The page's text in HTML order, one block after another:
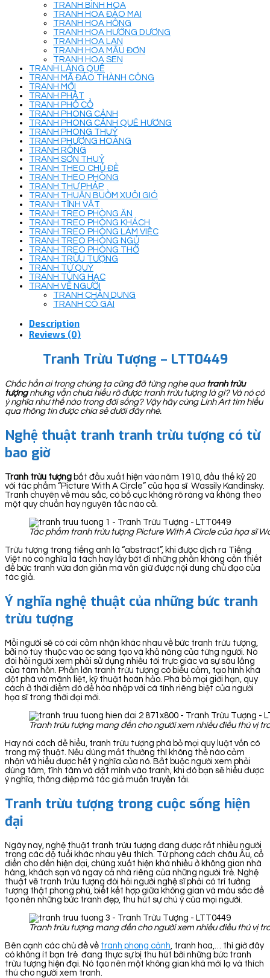
TRANH BÌNH HOA
TRANH HOA ĐÀO MAI
TRANH HOA HỒNG
TRANH HOA HƯỚNG DƯƠNG
TRANH HOA LAN
TRANH HOA MẪU ĐƠN
TRANH HOA SEN
TRANH LÀNG QUÊ
TRANH MÃ ĐÁO THÀNH CÔNG
TRANH MỚI
TRANH PHẬT
TRANH PHỐ CỔ
TRANH PHONG CẢNH
TRANH PHONG CẢNH QUÊ HƯƠNG
TRANH PHONG THUỶ
TRANH PHƯỢNG HOÀNG
TRANH RỒNG
TRANH SƠN THUỶ
TRANH THEO CHỦ ĐỀ
TRANH THEO PHÒNG
TRANH THƯ PHÁP
TRANH THUẬN BUỒM XUÔI GIÓ
TRANH TĨNH VẬT
TRANH TREO PHÒNG ĂN
TRANH TREO PHÒNG KHÁCH
TRANH TREO PHÒNG LÀM VIỆC
TRANH TREO PHÒNG NGỦ
TRANH TREO PHÒNG THỜ
TRANH TRỪU TƯỢNG
TRANH TỨ QUÝ
TRANH TÙNG HẠC
TRANH VẼ NGƯỜI
TRANH CHÂN DUNG
TRANH CÔ GÁI
Description
Reviews (0)
Tranh Trừu Tượng – LTT0449
Chắc hẳn ai trong chúng ta cũng đã từng nghe qua tranh trừu
tượngnhưng vẫn chưa hiểu rõ được tranh trừu tượng là gì? Và nó có
ý nghĩa như thế nào trong đời sống? Vậy hãy cùng Linh Art tìm hiểu
qua thông tin được chia sẻ dưới đây nhé.
Nghệ thuật tranh tranh trừu tượng có từ
bao giờ
Tranh trừu tượng bắt đầu xuất hiện vào năm 1910, đầu thế kỷ 20
với tác phẩm “Picture With A Circle” của họa sĩ Wassily Kandinsky.
Tranh chuyên về màu sắc, có bố cục không rõ ràng và không theo
một quy chuẩn hay nguyên tắc nào cả.
Tác phẩm tranh trừu tượng Picture With A Circle của họa sĩ
Trừu tượng trong tiếng anh là “abstract”, khi được dịch ra Tiếng
Việt nó có nghĩa là tách hay lấy bớt đi những phần không cần thiết
để bức tranh vừa đơn giản mà vẫn giữ được nội dung chủ đạo của
tác giả.
Ý nghĩa nghệ thuật của những bức tranh
trừu tượng
Mỗi người sẽ có cái cảm nhận khác nhau về bức tranh trừu tượng,
bởi nó tùy thuộc vào óc sáng tạo và khả năng của từng người. Nó
đòi hỏi người xem phải sử dụng nhiều tới trực giác và sự sâu lắng
của tâm hồn. Phần lớn tranh trừu tượng có biểu cảm, tạo hình khá
đột phá và mãnh liệt, kỹ thuật hoàn hảo. Phá bỏ mọi giới hạn, quy
cách ở thời điểm đó để hòa nhập với cá tính riêng biệt của người
họa sĩ trong thời đại mới.
Tranh trừu tượng mang đến cho người xem nhiều điều thú vị
Hay nói cách dễ hiểu, tranh trừu tượng phá bỏ mọi quy luật vốn có
trong mỹ thuật. Nếu dùng mắt thường thì không thể nào cảm
nhận và hiểu được hết ý nghĩa của nó. Bắt buộc người xem phải
dùng tâm, tĩnh tâm và đặt mình vào tranh, khi đó bạn sẽ hiểu được
ý nghĩa, thông điệp mà tác giả muốn truyền tải.
Tranh trừu tượng trong cuộc sống hiện
đại
Ngày nay, nghệ thuật tranh trừu tượng đang được rất nhiều người
trong các độ tuổi khác nhau yêu thích. Từ phong cách châu Âu, cổ
điển cho đến hiện đại, chúng xuất hiện khá nhiều ở không gian nhà
hàng, khách sạn và ngay cả nhà riêng của những người trẻ. Nghệ
thuật vẽ tranh trừu tượng đòi hỏi người nghệ sĩ phải có trí tưởng
tượng thật phong phú, biết kết hợp giữa không gian và màu sắc để
tạo nên những bức tranh đẹp, thu hút sự chú ý của mọi người.
Tranh trừu tượng mang đến cho người xem nhiều điều thú vị
Bên cạnh các chủ đề về tranh phong cảnh , tranh hoa,… thì giờ đây
có không ít bạn trẻ đang thực sự bị thu hút bởi những bức tranh
trừu tượng hiện đại. Nó tạo nên một không gian khá mới lạ và thích
thú cho người xem tranh.